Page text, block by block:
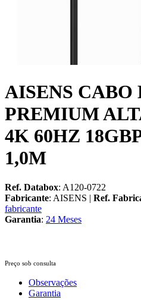
AISENS CABO
PREMIUM
4K 60HZ
1,0M
Ref. Databox: A120-0722
Fabricante: AISENS | Ref.
fabricante
Garantia: 24 Meses
Preço sob consulta
Observações
Garantia